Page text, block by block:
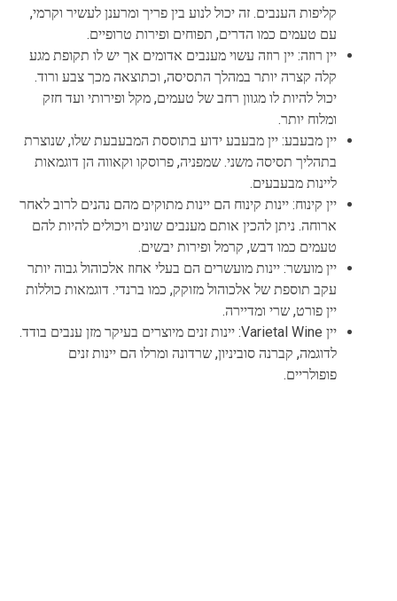
קליפות הענבים. זה יכול לנוע בין פריך ומרענן לעשיר וקרמי,
עם טעמים כמו הדרים, תפוחים ופירות טרופיים.
יין רוזה: יין רוזה עשוי מענבים אדומים אך יש לו תקופת מגע
קלה קצרה יותר במהלך התסיסה, וכתוצאה מכך צבע ורוד.
יכול להיות לו מגוון רחב של טעמים, מקל ופירותי ועד חזק
ומלוח יותר.
יין מבעבע: יין מבעבע ידוע בתוססת המבעבעת שלו, שנוצרת
בתהליך תסיסה משני. שמפניה, פרוסקו וקאווה הן דוגמאות
ליינות מבעבעים.
יין קינוח: יינות קינוח הם יינות מתוקים מהם נהנים לרוב לאחר
ארוחה. ניתן להכין אותם מענבים שונים ויכולים להיות להם
טעמים כמו דבש, קרמל ופירות יבשים.
יין מועשר: יינות מועשרים הם בעלי אחוז אלכוהול גבוה יותר
עקב תוספת של אלכוהול מזוקק, כמו ברנדי. דוגמאות כוללות
יין פורט, שרי ומדיירה.
יין Varietal Wine: יינות זנים מיוצרים בעיקר מזן ענבים בודד.
לדוגמה, קברנה סוביניון, שרדונה ומרלו הם יינות זנים
פופולריים.